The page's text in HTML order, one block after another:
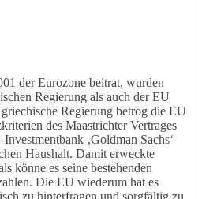
der Eurozone beitrat, wurden
Regierung als auch der EU
Regierung betrog die EU
des Maastrichter Vertrages
‚Goldman Sachs‘
Haushalt. Damit erweckte
könne es seine bestehenden
Die EU wiederum hat es
zu hinterfragen und sorgfältig zu